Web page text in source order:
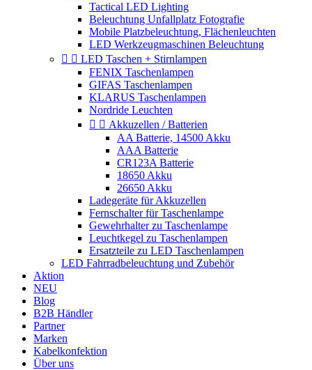
Tactical LED Lighting
Beleuchtung Unfallplatz Fotografie
Mobile Platzbeleuchtung, Flächenleuchten
LED Werkzeugmaschinen Beleuchtung
  LED Taschen + Stirnlampen
FENIX Taschenlampen
GIFAS Taschenlampen
KLARUS Taschenlampen
Nordride Leuchten
  Akkuzellen / Batterien
AA Batterie, 14500 Akku
AAA Batterie
CR123A Batterie
18650 Akku
26650 Akku
Ladegeräte für Akkuzellen
Fernschalter für Taschenlampe
Gewehrhalter zu Taschenlampe
Leuchtkegel zu Taschenlampen
Ersatzteile zu LED Taschenlampen
LED Fahrradbeleuchtung und Zubehör
Aktion
NEU
Blog
B2B Händler
Partner
Marken
Kabelkonfektion
Über uns